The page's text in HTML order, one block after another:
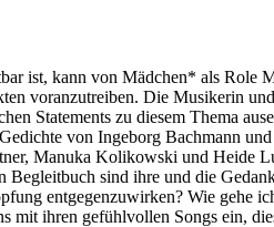
ist, kann von Mädchen* als Role
voranzutreiben. Die Musikerin
Statements zu diesem Thema
von Ingeborg Bachmann
Manuka Kolikowski und Heide
sind ihre und die
entgegenzuwirken? Wie gehe
ihren gefühlvollen Songs ein,